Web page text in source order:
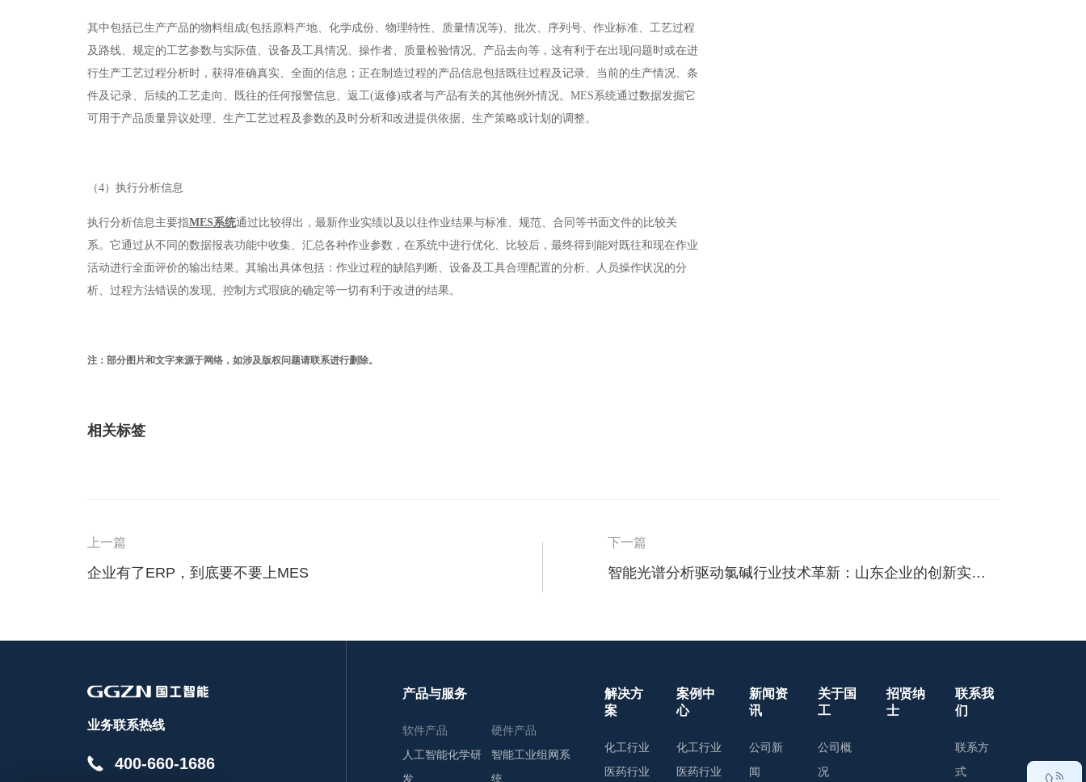
其中包括已生产产品的物料组成(包括原料产地、化学成份、物理特性、质量情况等) 、批次、序列号、作业标准、工艺过程
及路线、规定的工艺参数与实际值、设备及工具情况、操作者、质量检验情况、产品去向等，这有利于在出现问题时或在进
行生产工艺过程分析时，获得准确真实、全面的信息；正在制造过程的产品信息包括既往过程及记录、当前的生产情况、条
件及记录、后续的工艺走向、既往的任何报警信息、返工(返修)或者与产品有关的其他例外情况。 MES 系统通过数据发掘它
可用于产品质量异议处理、生产工艺过程及参数的及时分析和改进提供依据、生产策略或计划的调整。
（4）执行分析信息
执行分析信息主要指MES 系统通过比较得出，最新作业实绩以及以往作业结果与标准、规范、合同等书面文件的比较关
系。它通过从不同的数据报表功能中收集、汇总各种作业参数，在系统中进行优化、比较后，最终得到能对既往和现在作业
活动进行全面评价的输出结果。其输出具体包括：作业过程的缺陷判断、设备及工具合理配置的分析、人员操作状况的分
析、过程方法错误的发现、控制方式瑕疵的确定等一切有利于改进的结果。
注：部分图片和文字来源于网络，如涉及版权问题请联系进行删除。
相关标签
上一篇
企业有了ERP，到底要不要上MES
下一篇
智能光谱分析驱动氯碱行业技术革新：山东企业的创新实践与产业价值
业务联系热线
400-660-1686
产品与服务
软件产品
人工智能化学研
发
硬件产品
智能工业组网系
统
解决方
案
化工行业
医药行业
案例中
心
化工行业
医药行业
新闻资
讯
公司新
闻
关于国
工
公司概
况
招贤纳
士
联系我
们
联系方
式